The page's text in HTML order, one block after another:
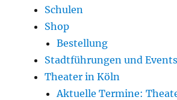
Schulen
Shop
Bestellung
Stadtführungen und Events
Theater in Köln
Aktuelle Termine: